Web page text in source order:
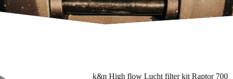
k&n High flow Lucht filter kit Raptor 700